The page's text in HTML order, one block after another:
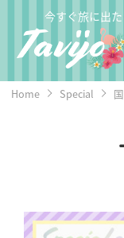
今すぐ旅に出
Home Special